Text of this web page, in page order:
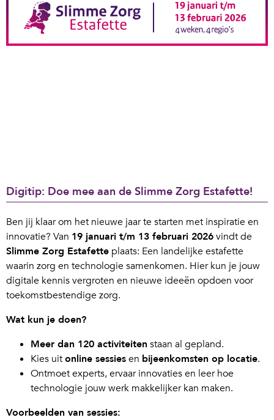
Digitip: Doe mee aan de Slimme Zorg Estafette!
Ben jij klaar om het nieuwe jaar te starten met inspiratie en
innovatie? Van 19 januari t/m 13 februari 2026vindt de
Slimme Zorg Estafette plaats: Een landelijke estafette
waarin zorg en technologie samenkomen. Hier kun je jouw
digitale kennis vergroten en nieuwe ideeën opdoen voor
toekomstbestendige zorg.
Wat kun je doen?
Meer dan 120 activiteitenstaan al gepland.
Kies uitonline sessiesen bijeenkomsten op locatie.
Ontmoet experts, ervaar innovaties en leer hoe
technologie jouw werk makkelijker kan maken.
Voorbeelden van sessies: